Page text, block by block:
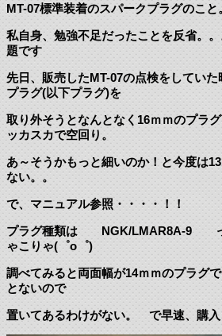
MT-07標準装着のスパークプラグのこと
私自身、勉強不足だったことを反省。
題です
先日、販売したMT-07の点検をしてい
プラグ(以下プラグ)を
取り外そうとなんとなく16ｍｍのプラ
ッカスカで空回り。
あ～そうかもっと細いのか！と今度は
ない。。
で、マニュアル参照・・・・！！
プラグ種類は NGK/LMAR8A-9 っ
ゃこりゃ(゜o゜)
調べてみると両面幅が14ｍｍのプラグ
とないので
置いてあるわけがない。 で早速、購入